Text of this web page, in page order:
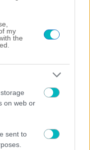
my
the
on web or
sent to